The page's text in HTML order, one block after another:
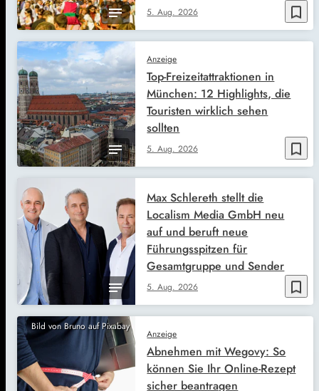
bookmark_border
5. Aug. 2026
bookmark_border
Anzeige
5. Aug. 2026
Top-Freizeitattraktionen in
München: 12 Highlights, die
Touristen wirklich sehen
sollten
bookmark_border
5. Aug. 2026
Max Schlereth stellt die
Localism Media GmbH neu
auf und beruft neue
Führungsspitzen für
Gesamtgruppe und Sender
Bild von Bruno auf Pixabay
Anzeige
Abnehmen mit Wegovy: So
können Sie Ihr Online-Rezept
sicher beantragen